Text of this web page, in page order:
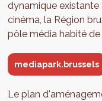
dynamique
cinéma, la Région
pôle média habité de
mediapark.brussels
Le plan